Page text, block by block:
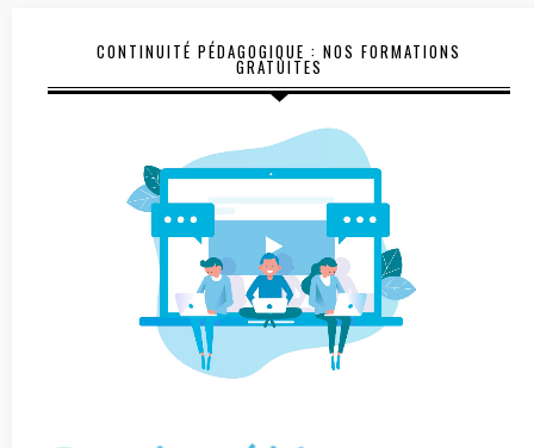
CONTINUITÉ PÉDAGOGIQUE : NOS FORMATIONS
GRATUITES